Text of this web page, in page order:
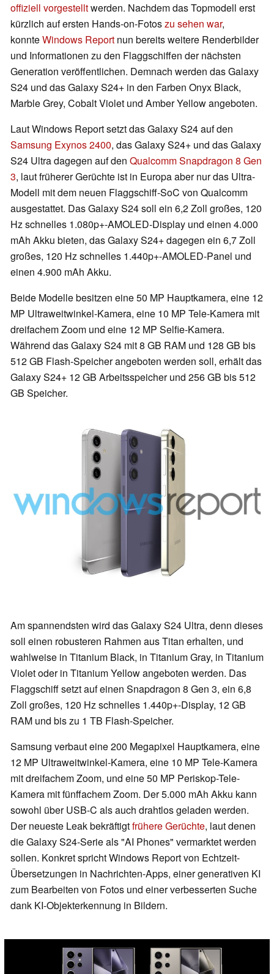
offiziell vorgestelltwerden. Nachdem das Topmodell erst
kürzlich auf ersten Hands-on-Fotoszu sehen war,
konnteWindows Report nun bereits weitere Renderbilder
und Informationen zu den Flaggschiffen der nächsten
Generation veröffentlichen. Demnach werden das Galaxy
S24 und das Galaxy S24+ in den Farben Onyx Black,
Marble Grey, Cobalt Violet und Amber Yellow angeboten.
Laut Windows Report setzt das Galaxy S24 auf den
Samsung Exynos 2400, das Galaxy S24+ und das Galaxy
S24 Ultra dagegen auf den Qualcomm Snapdragon 8 Gen
3, laut früherer Gerüchte ist in Europa aber nur das Ultra-
Modell mit dem neuen Flaggschiff-SoC von Qualcomm
ausgestattet. Das Galaxy S24 soll ein 6,2 Zoll großes, 120
Hz schnelles 1.080p+-AMOLED-Display und einen 4.000
mAh Akku bieten, das Galaxy S24+ dagegen ein 6,7 Zoll
großes, 120 Hz schnelles 1.440p+-AMOLED-Panel und
einen 4.900 mAh Akku.
Beide Modelle besitzen eine 50 MP Hauptkamera, eine 12
MP Ultraweitwinkel-Kamera, eine 10 MP Tele-Kamera mit
dreifachem Zoom und eine 12 MP Selfie-Kamera.
Während das Galaxy S24 mit 8 GB RAM und 128 GB bis
512 GB Flash-Speicher angeboten werden soll, erhält das
Galaxy S24+ 12 GB Arbeitsspeicher und 256 GB bis 512
GB Speicher.
Am spannendsten wird das Galaxy S24 Ultra, denn dieses
soll einen robusteren Rahmen aus Titan erhalten, und
wahlweise in Titanium Black, in Titanium Gray, in Titanium
Violet oder in Titanium Yellow angeboten werden. Das
Flaggschiff setzt auf einen Snapdragon 8 Gen 3, ein 6,8
Zoll großes, 120 Hz schnelles 1.440p+-Display, 12 GB
RAM und bis zu 1 TB Flash-Speicher.
Samsung verbaut eine 200 Megapixel Hauptkamera, eine
12 MP Ultraweitwinkel-Kamera, eine 10 MP Tele-Kamera
mit dreifachem Zoom, und eine 50 MP Periskop-Tele-
Kamera mit fünffachem Zoom. Der 5.000 mAh Akku kann
sowohl über USB-C als auch drahtlos geladen werden.
Der neueste Leak bekräftigtfrühere Gerüchte, laut denen
die Galaxy S24-Serie als "AI Phones" vermarktet werden
sollen. Konkret spricht Windows Report von Echtzeit-
Übersetzungen in Nachrichten-Apps, einer generativen KI
zum Bearbeiten von Fotos und einer verbesserten Suche
dank KI-Objekterkennung in Bildern.